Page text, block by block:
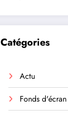
Catégories
Actu
Fonds